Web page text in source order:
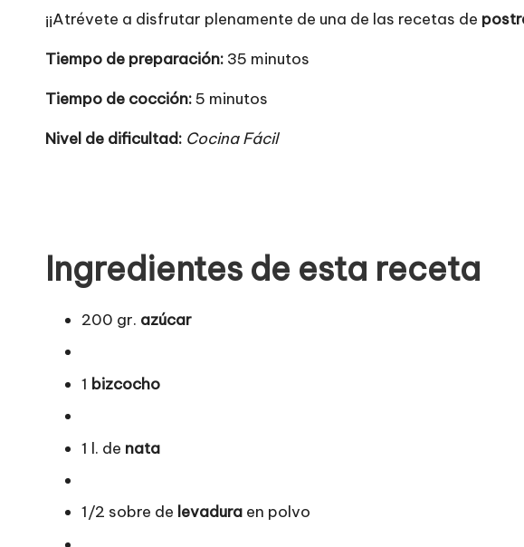
¡¡Atrévete a disfrutar plenamente de una de las recetas de
Tiempo de preparación: 35 minutos
Tiempo de cocción:5 minutos
Nivel de dificultad: Cocina Fácil
Ingredientes de esta receta
200 gr. azúcar
1 bizcocho
1 l. de nata
1/2 sobre de levadura en polvo